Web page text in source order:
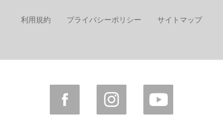
利用規約 プライバシーポリシー サイトマップ